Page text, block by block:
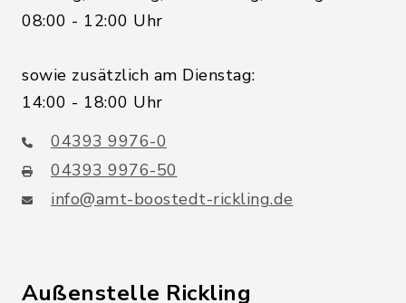
08:00 - 12:00 Uhr
sowie zusätzlich am Dienstag:
14:00 - 18:00 Uhr
04393 9976-0
04393 9976-50
info@amt-boostedt-rickling.de
Außenstelle Rickling